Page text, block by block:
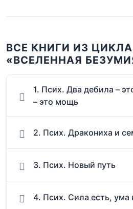
ВСЕ КНИГИ ИЗ ЦИКЛА
«ВСЕЛЕННАЯ
1. Псих. Два дебила –
– это мощь
2. Псих. Дракониха и
3. Псих. Новый путь
4. Псих. Сила есть, ума